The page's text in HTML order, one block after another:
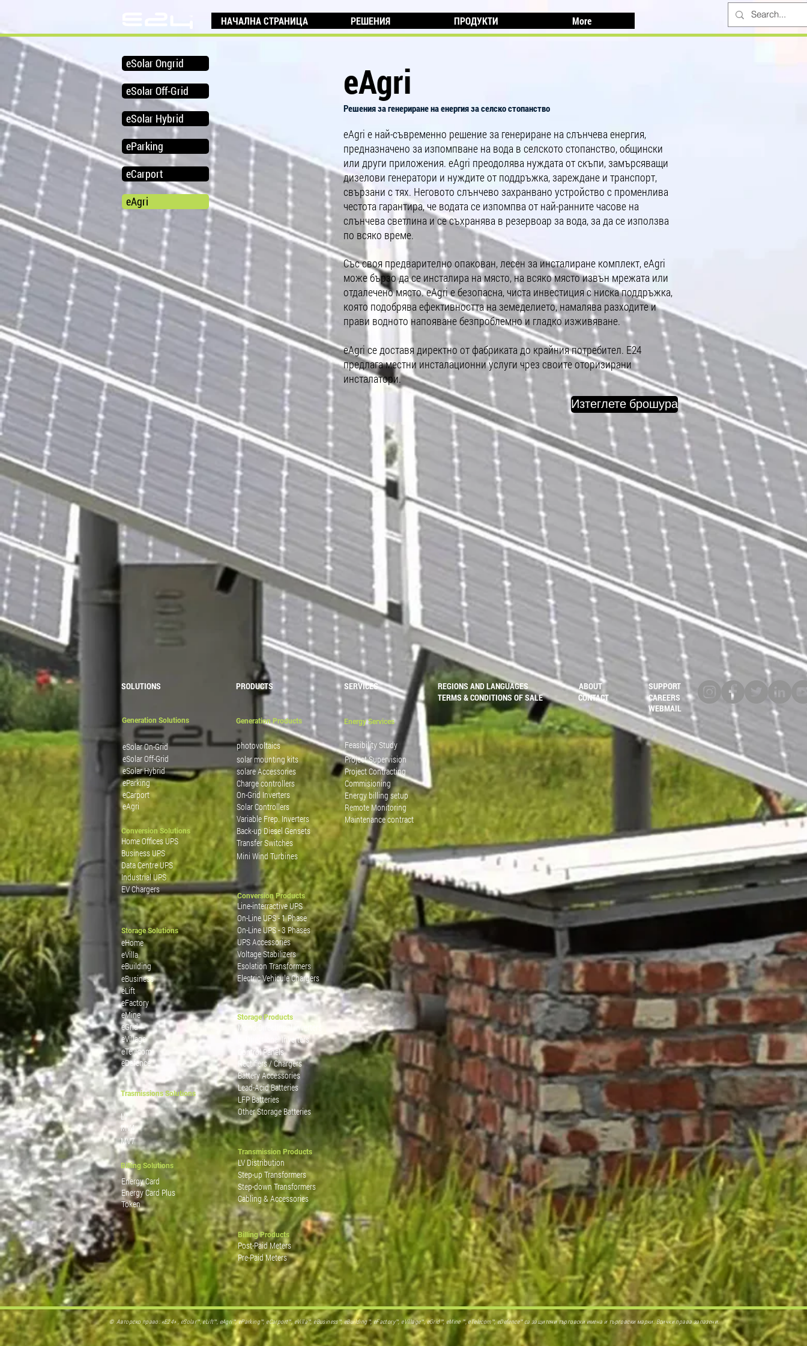
НАЧАЛНА СТРАНИЦА РЕШЕНИЯ ПРОДУКТИ More
eSolar Ongrid
eSolar Off-Grid
eSolar Hybrid
eParking
eCarport
eAgri
eAgri
Решения за генериране на енергия заселско стопанство
eAgri е най-съвременно решение за генериране на слънчева енергия,
предназначено за изпомпване на вода в селското стопанство, общински
или други приложения. eAgri преодолява нуждата от скъпи, замърсяващи
дизелови генератори и нуждите от поддръжка, зареждане и транспорт,
свързани с тях. Неговото слънчево захранвано устройство с променлива
честота гарантира, че водата се изпомпва от най-ранните часове на
слънчева светлина и се съхранява в резервоар за вода, за да се използва
по всяко време.
Със своя предварително опакован, лесен за инсталиране комплект, eAgri
може бързо да се инсталира на място, на всяко място извън мрежата или
отдалечено място. eAgri е безопасна, чиста инвестиция с ниска поддръжка,
която подобрява ефективността на земеделието, намалява разходите и
прави водното напояване безпроблемно и гладко изживяване.
eAgri се доставя директно от фабриката до крайния потребител. E24
предлага местни инсталационни услуги чрез своите оторизирани
инсталатори.
Изтеглете брошура
SOLUTIONS PRODUCTS SERVICES
REGIONS AND LANGUAGES
TERMS & CONDITIONS OF SALE
Generation Solutions Generation Products
eSolar On-Grid
eSolar Off-Grid
eSolar Hybrid
eParking
eCarport
eAgri
photovoltaics
solar mounting kits
solare Accessories
Charge controllers
On-Grid Inverters
Solar Controllers
Variable Frep. Inverters
Conversion Solutions
Home Offices UPS
Business UPS
Data Centre UPS
Industrial UPS
EV Chargers
Storage Solutions
eHome
eVilla
eBuilding
eBusiness
eLift
eFactory
eMine
eGrid
еVillage
eTelecom
eDefence
Trasmissions Solutions
LV
MV4
MV7
Back-up Diesel Gensets
Transfer Switches
Mini Wind Turbines
Conversion Products
Line-interractive UPS
On-Line UPS - 1 Phase
On-Line UPS - 3 Phases
UPS Accessories
Voltage Stabilizers
Esolation Transformers
Electric Vehicule Chargers
Storage Products
Mono-Directional Inverters
Bi-Directional Inverters
Control Panels
Rectifiers / Chargers
Battery Accessories
Lead-Acid Batteries
LFP Batteries
Other Storage Batteries
Billing Solutions
Energy Card
Energy Card Plus
Token
Transmission Products
LV Distribution
Step-up Transformers
Step-down Transformers
Cabling & Accessories
Energy Services
Feasibility Study
Project Supervision
Project Contracting
Commisioning
Energy billing setup
Remote Monitoring
Maintenance contract
ABOUT
CONTACT
SUPPORT
WEBMAIL
CAREERS
Billing Products
Post-Paid Meters
Pre-Paid Meters
© Авторско право: «E24» , eSolar™, eLift™, eAgri™, eParking™, eCarport™, eVilla™, eBusiness™, eBuilding™, eFactory™, eVillage™, eGrid™, eMine ™, eTelecom™, eDefence™ са защитени търговски имена и търговски марки. Всички права запазени.